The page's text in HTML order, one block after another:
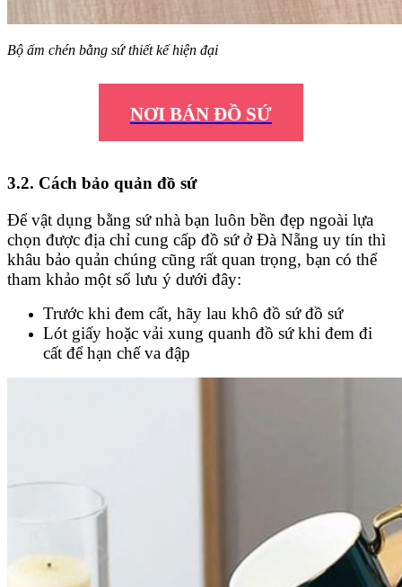
Bộ ấm chén bằng sứ thiết kế hiện đại
NƠI BÁN ĐỒ SỨ
3.2. Cách bảo quản đồ sứ
Để vật dụng bằng sứ nhà bạn luôn bền đẹp ngoài lựa
chọn được địa chỉ cung cấp đồ sứ ở Đà Nẵng uy tín thì
khâu bảo quản chúng cũng rất quan trọng, bạn có thể
tham khảo một số lưu ý dưới đây:
Trước khi đem cất, hãy lau khô đồ sứ đồ sứ
Lót giấy hoặc vải xung quanh đồ sứ khi đem đi
cất để hạn chế va đập